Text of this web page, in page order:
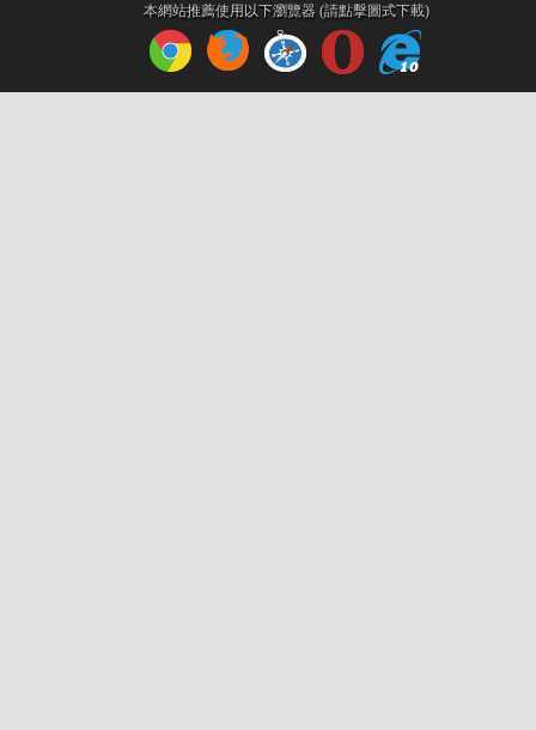
本網站推薦使用以下瀏覽器 (請點擊圖式下載)